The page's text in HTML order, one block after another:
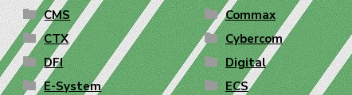
CMS Commax
CTX Cybercom
DFI Digital
E-System ECS